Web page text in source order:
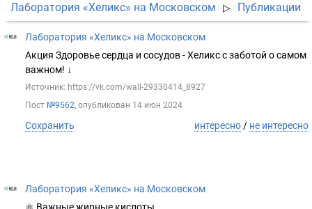
Лаборатория «Хеликс» на Московском ▷ Публикации
Лаборатория «Хеликс» на Московском
Акция Здоровье сердца и сосудов - Хеликс с заботой о самом
важном! ↓
Источник: https://vk.com/wall-29330414_8927
Пост №9562, опубликован 14 июн 2024
Сохранить интересно / не интересно
Лаборатория «Хеликс» на Московском